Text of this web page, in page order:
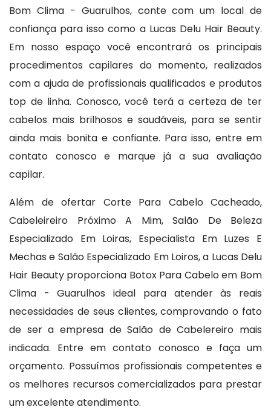
Bom Clima - Guarulhos, conte com um local de
confiança para isso como a Lucas Delu Hair Beauty.
Em nosso espaço você encontrará os principais
procedimentos capilares do momento, realizados
com a ajuda de profissionais qualificados e produtos
top de linha. Conosco, você terá a certeza de ter
cabelos mais brilhosos e saudáveis, para se sentir
ainda mais bonita e confiante. Para isso, entre em
contato conosco e marque já a sua avaliação
capilar.
Além de ofertar Corte Para Cabelo Cacheado,
Cabeleireiro Próximo A Mim, Salão De Beleza
Especializado Em Loiras, Especialista Em Luzes E
Mechas e Salão Especializado Em Loiros, a Lucas Delu
Hair Beauty proporciona Botox Para Cabelo em Bom
Clima - Guarulhos ideal para atender às reais
necessidades de seus clientes, comprovando o fato
de ser a empresa de Salão de Cabelereiro mais
indicada. Entre em contato conosco e faça um
orçamento. Possuímos profissionais competentes e
os melhores recursos comercializados para prestar
um excelente atendimento.